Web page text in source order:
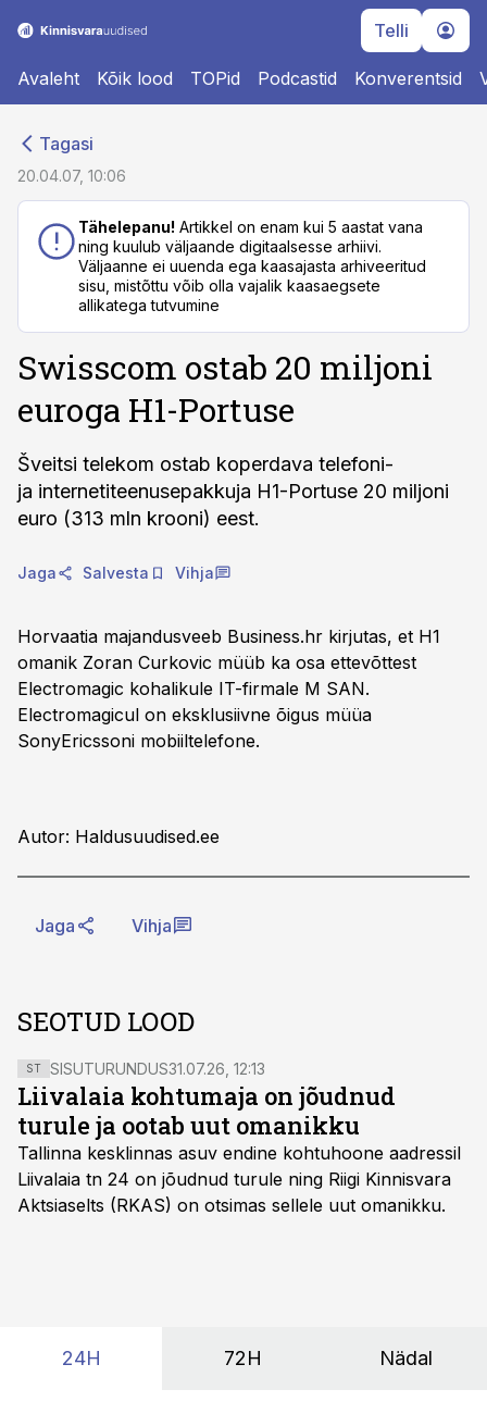
Telli
Avaleht Kõik lood TOPid Podcastid Konverentsid
Tagasi
20.04.07, 10:06
Tähelepanu! Artikkel on enam kui 5 aastat vana
ning kuulub väljaande digitaalsesse arhiivi.
Väljaanne ei uuenda ega kaasajasta arhiveeritud
sisu, mistõttu võib olla vajalik kaasaegsete
allikatega tutvumine
Swisscom ostab 20 miljoni
euroga H1-Portuse
Šveitsi telekom ostab koperdava telefoni-
ja internetiteenusepakkuja H1-Portuse 20 miljoni
euro (313 mln krooni) eest.
Jaga Salvesta Vihja
Horvaatia majandusveeb Business.hr kirjutas, et H1
omanik Zoran Curkovic müüb ka osa ettevõttest
Electromagic kohalikule IT-firmale M SAN.
Electromagicul on eksklusiivne õigus müüa
SonyEricssoni mobiiltelefone.
Autor: Haldusuudised.ee
Jaga Vihja
SEOTUD LOOD
ST SISUTURUNDUS31.07.26, 12:13
Liivalaia kohtumaja on jõudnud
turule ja ootab uut omanikku
Tallinna kesklinnas asuv endine kohtuhoone aadressil
Liivalaia tn 24 on jõudnud turule ning Riigi Kinnisvara
Aktsiaselts (RKAS) on otsimas sellele uut omanikku.
24H 72H Nädal